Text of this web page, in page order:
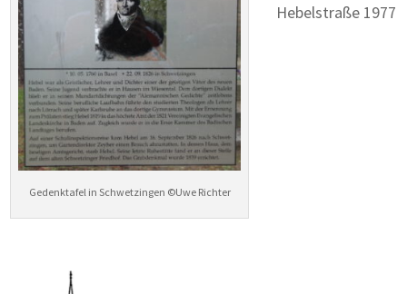
Gedenktafel in Schwetzingen ©Uwe Richter
Hebelstraße 1977